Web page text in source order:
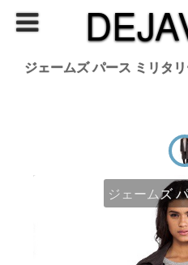
ジェームズ パース ミリタ
ジェームズ